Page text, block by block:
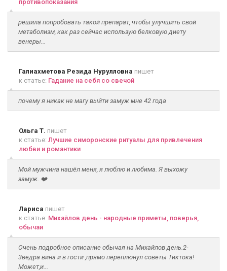
противопоказания
решила попробовать такой препарат, чтобы улучшить свой
метаболизм, как раз сейчас использую белковую диету
венеры...
Галиахметова Резида Нурулловна пишет
к статье: Гадание на себя со свечой
почему я никак не магу выйти замуж мне 42 года
Ольга Т. пишет
к статье: Лучшие симоронские ритуалы для привлечения
любви и романтики
Мой мужчина нашёл меня, я люблю и любима. Я выхожу
замуж. ❤️
Лариса пишет
к статье: Михайлов день - народные приметы, поверья,
обычаи
Очень подробное описание обычая на Михайлов день.2-
3ведра вина и в гости ,прямо переплюнул советы Тиктока!
Может,и...